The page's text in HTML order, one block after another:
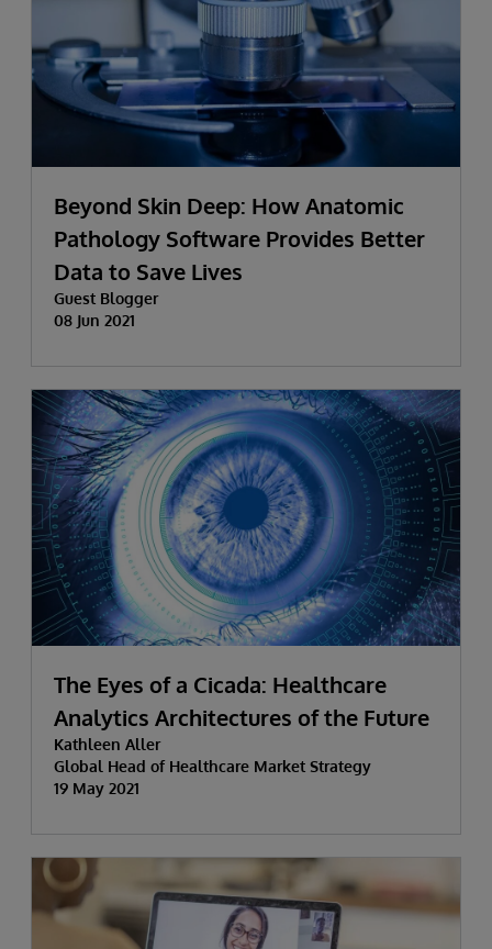
Beyond Skin Deep: How Anatomic
Pathology Software Provides Better
Data to Save Lives
Guest Blogger
08 Jun 2021
The Eyes of a Cicada: Healthcare
Analytics Architectures of the Future
Kathleen Aller
Global Head of Healthcare Market Strategy
19 May 2021